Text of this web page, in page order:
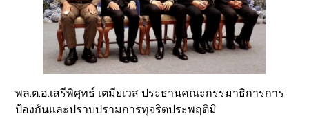
พล.ต.อ.เสรีพิศุทธ์ เตมียเวส ประธานคณะกรรมาธิการการ
ป้องกันและปราบปรามการทุจริตประพฤติมิ